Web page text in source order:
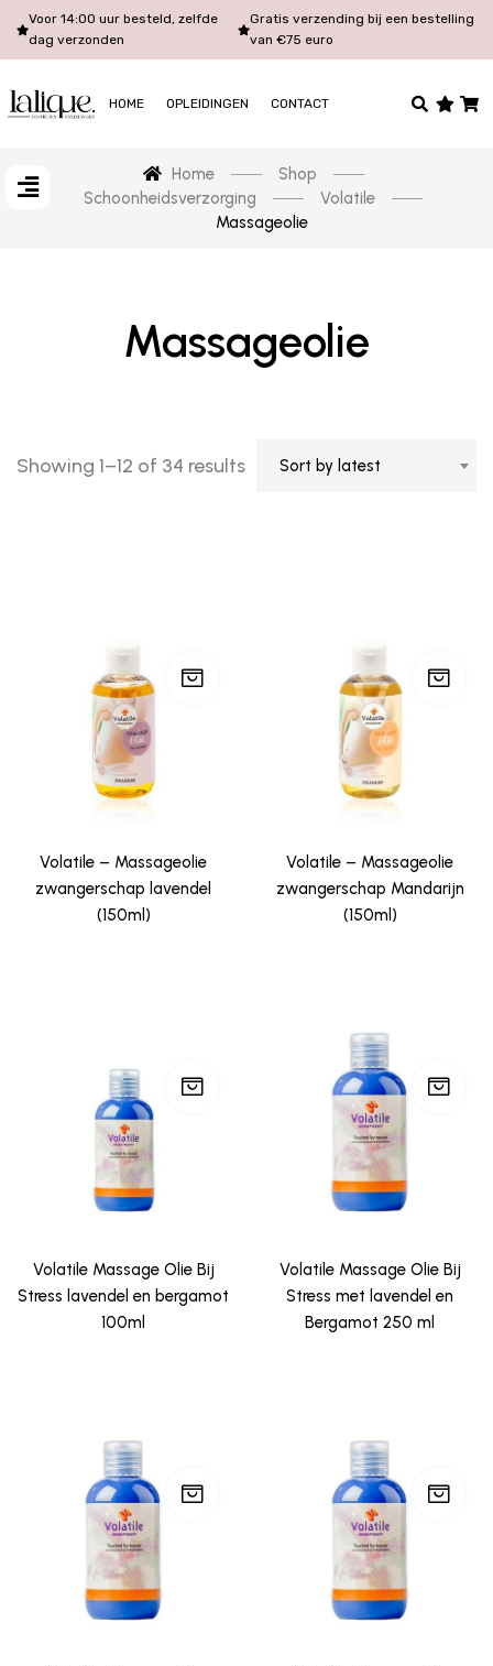
Voor 14:00 uur besteld, zelfde
dag verzonden
Gratis verzending bij een bestelling
van €75 euro
HOME OPLEIDINGEN CONTACT
Home
Shop
Schoonheidsverzorging
Volatile
Massageolie
Massageolie
Showing 1–12 of 34 results Sort by latest
Volatile – Massageolie
zwangerschap lavendel
(150ml)
Volatile – Massageolie
zwangerschap Mandarijn
(150ml)
Volatile Massage Olie Bij
Stress lavendel en bergamot
100ml
Volatile Massage Olie Bij
Stress met lavendel en
Bergamot 250 ml